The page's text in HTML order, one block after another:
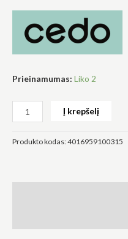
Prieinamumas: Liko 2
Į krepšelį
Produkto kodas:4016959100315
ir struktūrą,
į tai, kaip
svetainė yra
Kad mūsų
svetainė
veiktų kuo
geriau jūsų
apsilankymo
kai kurios